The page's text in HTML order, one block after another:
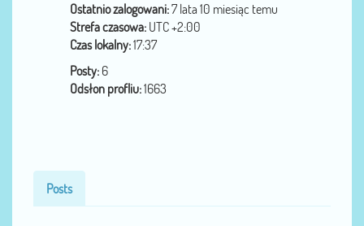
Ostatnio zalogowani:7 lata 10 miesiąc temu
Strefa czasowa: UTC +2:00
Czas lokalny:17:37
Posty: 6
Odsłon profliu:1663
Posts